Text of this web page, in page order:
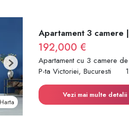
Harta
Next
Apartament 3 camere
192,000 €
Apartament cu 3 camere
P-ta Victoriei, Bucuresti
Vezi mai multe detalii